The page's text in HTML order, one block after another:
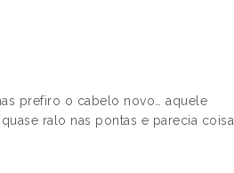
prefiro o cabelo novo… aquele
ralo nas pontas e parecia coisa